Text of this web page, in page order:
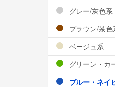
グレー/灰色系
ブラウン/茶色
ベージュ系
グリーン・カ
ブルー・ネイ